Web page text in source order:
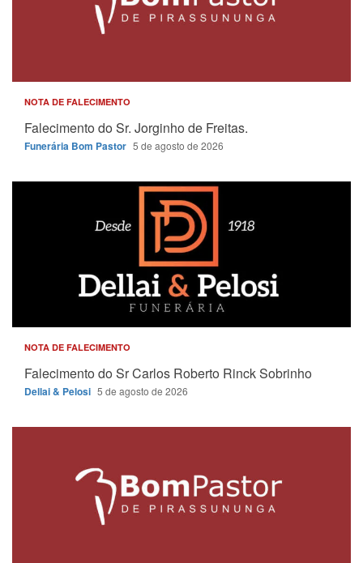
NOTA DE FALECIMENTO
Falecimento do Sr. Jorginho de Freitas.
Funerária Bom Pastor 5 de agosto de 2026
NOTA DE FALECIMENTO
Falecimento do Sr Carlos Roberto Rinck Sobrinho
Dellai & Pelosi 5 de agosto de 2026